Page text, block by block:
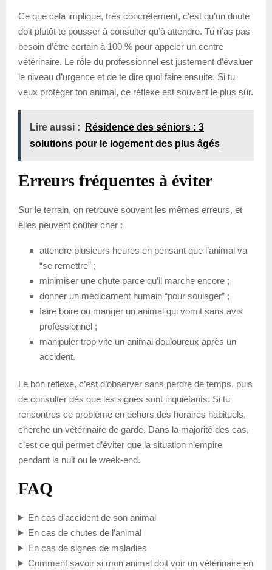
Ce que cela implique, très concrètement, c’est qu’un doute
doit plutôt te pousser à consulter qu’à attendre. Tu n’as pas
besoin d’être certain à 100 % pour appeler un centre
vétérinaire. Le rôle du professionnel est justement d’évaluer
le niveau d’urgence et de te dire quoi faire ensuite. Si tu
veux protéger ton animal, ce réflexe est souvent le plus sûr.
Lire aussi :
Résidence des séniors : 3
solutions pour le logement des plus âgés
Erreurs fréquentes à éviter
Sur le terrain, on retrouve souvent les mêmes erreurs, et
elles peuvent coûter cher :
attendre plusieurs heures en pensant que l’animal va
“se remettre” ;
minimiser une chute parce qu’il marche encore ;
donner un médicament humain “pour soulager” ;
faire boire ou manger un animal qui vomit sans avis
professionnel ;
manipuler trop vite un animal douloureux après un
accident.
Le bon réflexe, c’est d’observer sans perdre de temps, puis
de consulter dès que les signes sont inquiétants. Si tu
rencontres ce problème en dehors des horaires habituels,
cherche un vétérinaire de garde. Dans la majorité des cas,
c’est ce qui permet d’éviter que la situation n’empire
pendant la nuit ou le week-end.
FAQ
En cas d’accident de son animal
En cas de chutes de l’animal
En cas de signes de maladies
Comment savoir si mon animal doit voir un vétérinaire en